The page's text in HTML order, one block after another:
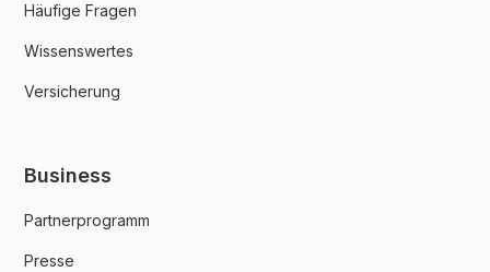
Häufige Fragen
Wissenswertes
Versicherung
Business
Partnerprogramm
Presse